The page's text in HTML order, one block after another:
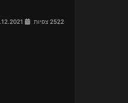
2522 צפיות